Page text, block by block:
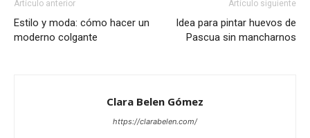
Artículo anterior
Estilo y moda: cómo hacer un
moderno colgante
Artículo siguiente
Idea para pintar huevos de
Pascua sin mancharnos
Clara Belen Gómez
https://clarabelen.com/